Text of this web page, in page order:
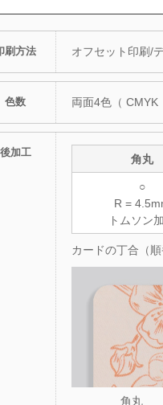
刷方法 オフセット印刷/
色数 両面4色（
後加工
角丸
○
R =
トムソン
カードの丁合（
角丸